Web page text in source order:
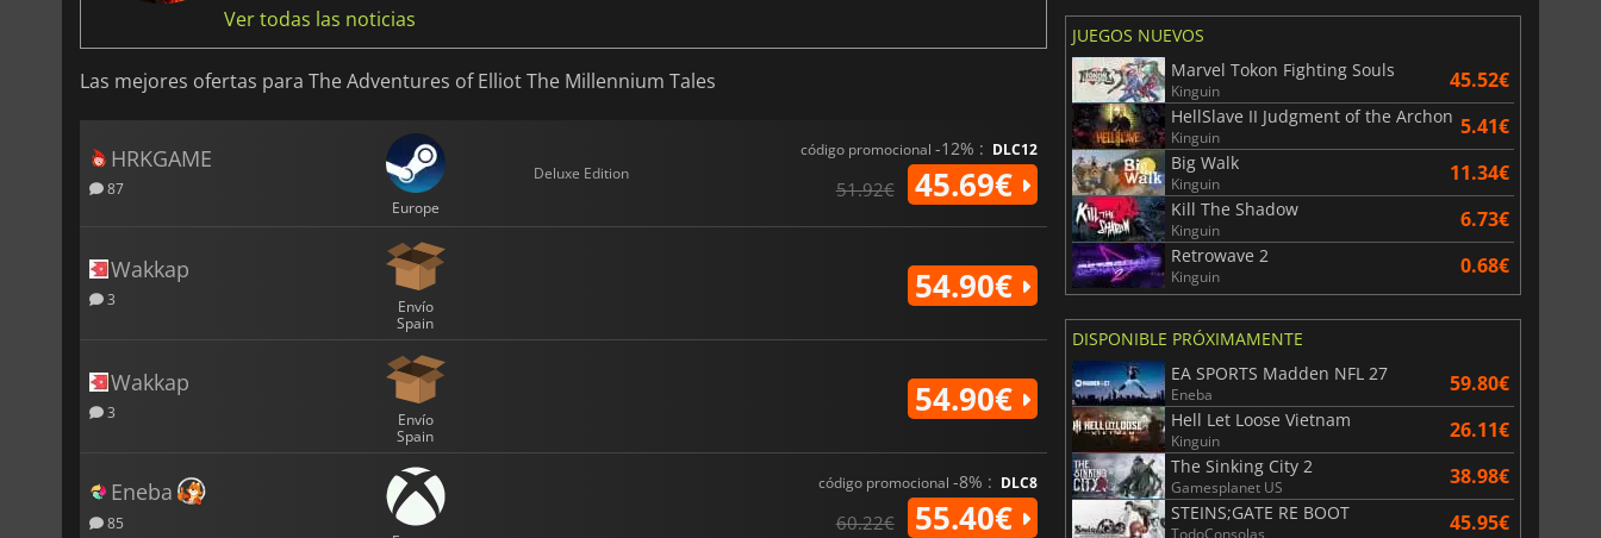
Ver todas las noticias
Las mejores ofertas para The Adventures of Elliot The Millennium Tales
HRKGAME
87
Europe
Deluxe Edition
código promocional -12% : DLC12
51.92€ 45.69€
Wakkap
3
Envío
Spain
54.90€
Wakkap
3
Envío
Spain
54.90€
Eneba
85
código promocional -8% : DLC8
60.22€ 55.40€
JUEGOS NUEVOS
Marvel Tokon Fighting Souls
Kinguin 45.52€
HellSlave II Judgment of the Archon
Kinguin 5.41€
Big Walk
Kinguin 11.34€
Kill The Shadow
Kinguin 6.73€
Retrowave 2
Kinguin 0.68€
DISPONIBLE PRÓXIMAMENTE
EA SPORTS Madden NFL 27
Eneba 59.80€
Hell Let Loose Vietnam
Kinguin 26.11€
The Sinking City 2
Gamesplanet US 38.98€
STEINS;GATE RE BOOT 45.95€